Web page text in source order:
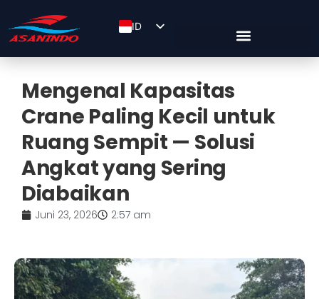
ID
Mengenal Kapasitas
Crane Paling Kecil untuk
Ruang Sempit — Solusi
Angkat yang Sering
Diabaikan
Juni 23, 2026 2:57 am